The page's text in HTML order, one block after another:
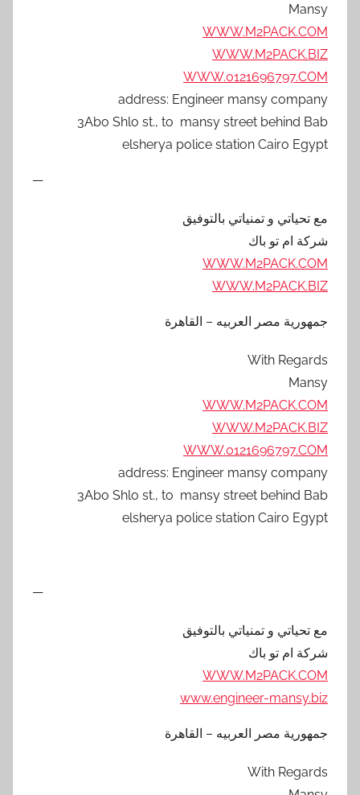
Mansy
WWW.M2PACK.COM
WWW.M2PACK.BIZ
WWW.0121696797.COM
address: Engineer mansy company
3Abo Shlo st., to mansy street behind Bab
elsherya police station Cairo Egypt
—
مع تحياتي و تمنياتي بالتوفيق
شركة ام تو باك
WWW.M2PACK.COM
WWW.M2PACK.BIZ
جمهورية مصر العربيه – القاهرة
With Regards
Mansy
WWW.M2PACK.COM
WWW.M2PACK.BIZ
WWW.0121696797.COM
address: Engineer mansy company
3Abo Shlo st., to mansy street behind Bab
elsherya police station Cairo Egypt
—
مع تحياتي و تمنياتي بالتوفيق
شركة ام تو باك
WWW.M2PACK.COM
www.engineer-mansy.biz
جمهورية مصر العربيه – القاهرة
With Regards